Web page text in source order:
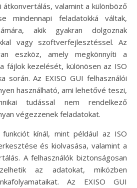
valamint a különböző
mindennapi feladatokká váltak,
akik gyakran dolgoznak
vagy szoftverfejlesztéssel. Az
eszköz, amely megkönnyíti a
fájlok kezelését, különösen az ISO
során. Az EXISO GUI felhasználói
használható, ami lehetővé teszi,
tudással nem rendelkező
végezzenek feladatokat.
kínál, mint például az ISO
és kiolvasása, valamint a
A felhasználók biztonságosan
az adatokat, miközben
Az EXISO GUI